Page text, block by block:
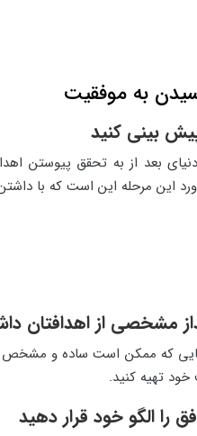
بعد از به تحقق پیوستن
این مرحله این است که با
که ممکن است ساده و مشخص
تهیه کنید.